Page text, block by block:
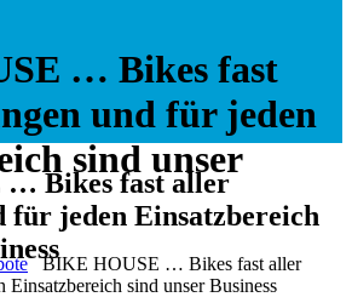
… Bikes fast
und für jeden
sind unser
BIKE HOUSE … Bikes fast aller
Einsatzbereich sind unser Business
… Bikes fast aller
für jeden Einsatzbereich